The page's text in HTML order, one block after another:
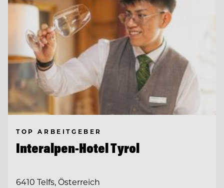
TOP ARBEITGEBER
Interalpen-Hotel Tyrol
6410 Telfs, Österreich